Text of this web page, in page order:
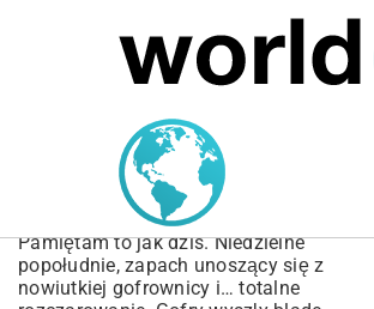
MARIUSZ ŁAMAGA 04.10.2025
Przepis na Chrupiące
Gofry Domowe – Sekret
Idealnych Gofrow
Pamiętam to jak dziś. Niedzielne
popołudnie, zapach unoszący się z
nowiutkiej gofrownicy i… totalne